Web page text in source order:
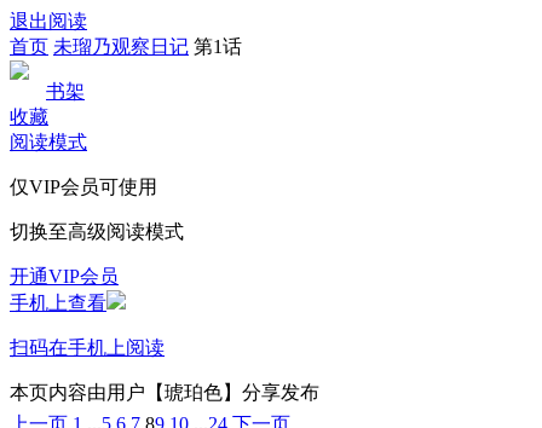
退出阅读
首页 未瑠乃观察日记 第1话
书架
收藏
阅读模式
仅VIP会员可使用
切换至高级阅读模式
开通VIP会员
手机上查看
扫码在手机上阅读
本页内容由用户【琥珀色】分享发布
上一页 1 ...5 6 7 89 10 ...24 下一页